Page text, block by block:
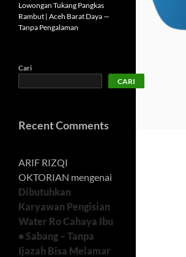
Lowongan Tukang Pangkas
Rambut | Aceh Barat Daya —
Tanpa Pengalaman
Cari
CARI
Recent Comments
ARIF RIZQI
OKTORIAN mengenai
Dibutuhkan
Karyawan Pengisian
Water Ro Cahaya Ibu
• Sabang – Tanpa
Ijazah Bisa Melamar